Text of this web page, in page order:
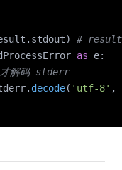
#
as e:
解码 stderr
decode( 'utf-8' ,